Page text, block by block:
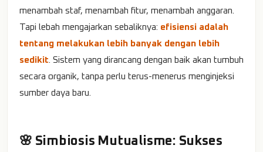
menambah staf, menambah fitur, menambah anggaran.
Tapi lebah mengajarkan sebaliknya: efisiensi adalah
tentang melakukan lebih banyak dengan lebih
sedikit. Sistem yang dirancang dengan baik akan tumbuh
secara organik, tanpa perlu terus-menerus menginjeksi
sumber daya baru.
🌸 Simbiosis Mutualisme: Sukses